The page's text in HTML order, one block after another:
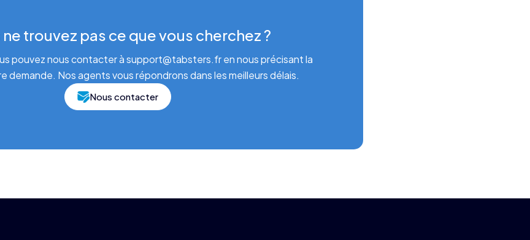
ne trouvez pas ce que vous cherchez ?
pouvez nous contacter à support@tabsters.fr en nous précisant la
demande. Nos agents vous répondrons dans les meilleurs délais.
Nous contacter